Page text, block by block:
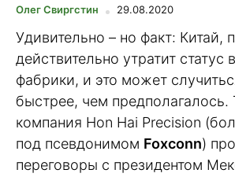
Олег Свиргстин 29.08.2020
Удивительно – но факт: Китай,
действительно утратит статус
фабрики, и это может
быстрее, чем предполагалось.
компания Hon Hai Precision
под псевдонимом Foxconn)
переговоры с президентом